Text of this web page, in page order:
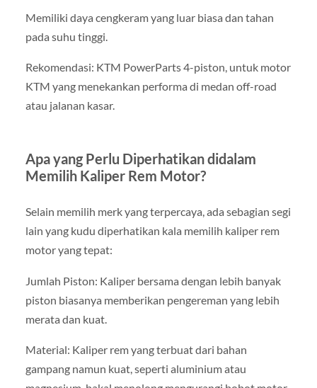
Memiliki daya cengkeram yang luar biasa dan tahan
pada suhu tinggi.
Rekomendasi: KTM PowerParts 4-piston, untuk motor
KTM yang menekankan performa di medan off-road
atau jalanan kasar.
Apa yang Perlu Diperhatikan didalam
Memilih Kaliper Rem Motor?
Selain memilih merk yang terpercaya, ada sebagian segi
lain yang kudu diperhatikan kala memilih kaliper rem
motor yang tepat:
Jumlah Piston: Kaliper bersama dengan lebih banyak
piston biasanya memberikan pengereman yang lebih
merata dan kuat.
Material: Kaliper rem yang terbuat dari bahan
gampang namun kuat, seperti aluminium atau